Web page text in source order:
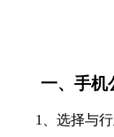
一、手机
1、选择与行